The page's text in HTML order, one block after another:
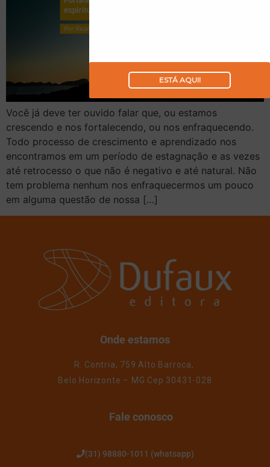
Você já deve ter ouvido falar que, ou estamos
crescendo e nos fortalecendo, ou nos enfraquecendo.
Todo processo de crescimento e aprendizado nos
encontramos em um período de estagnação e as vezes
até retrocesso o que não é negativo e até natural. Não
tem problema nenhum nos enfraquecermos um pouco
em alguma questão de nossa […]
Onde estamos
R. Contria, 759 Alto Barroca,
Belo Horizonte – MG Cep 30431-028
Fale conosco
(31) 98880-1011 (whatsapp)
ESTÁ AQUI!